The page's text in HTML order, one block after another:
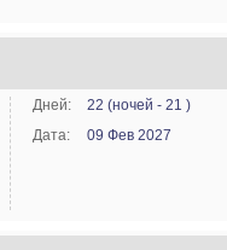
Дней:
22 (ночей - 21 )
Дата:
09 Фев 2027